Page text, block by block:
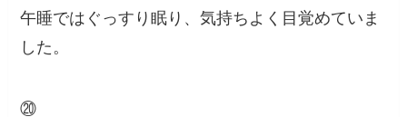
午睡ではぐっすり眠り、気持ちよく目覚めていま
した。
⑳